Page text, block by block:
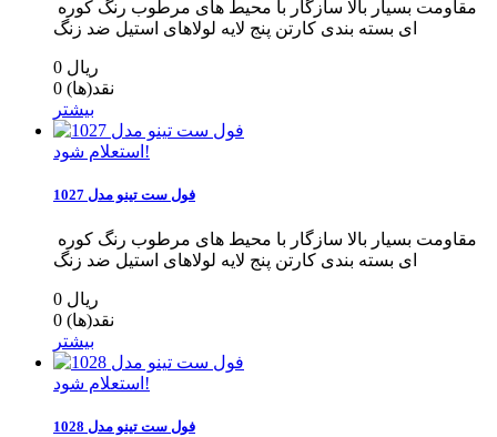
ای بسته بندی کارتن پنج لایه لولاهای استیل ضد زنگ
0 ریال
0 نقد(ها)
بیشتر
استعلام شود!
فول ست تینو مدل 1027
ای بسته بندی کارتن پنج لایه لولاهای استیل ضد زنگ
0 ریال
0 نقد(ها)
بیشتر
استعلام شود!
فول ست تینو مدل 1028